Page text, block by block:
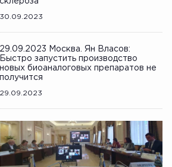
30.09.2023
29.09.2023 Москва. Ян Власов:
Быстро запустить производство
новых биоаналоговых препаратов не
получится
29.09.2023